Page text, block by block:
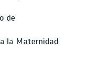
de
la Maternidad